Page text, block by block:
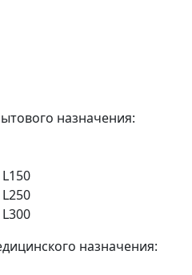
назначения:
назначения: